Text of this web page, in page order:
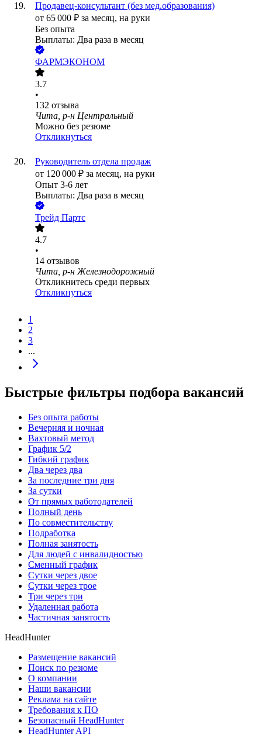
Продавец-консультант (без мед.образования)
от 65 000 ₽ за месяц, на руки
Без опыта
Выплаты: Два раза в месяц
ФАРМЭКОНОМ
3.7
•
132 отзыва
Чита, р-н Центральный
Можно без резюме
Откликнуться
Руководитель отдела продаж
от 120 000 ₽ за месяц, на руки
Опыт 3-6 лет
Выплаты: Два раза в месяц
Трейд Партс
4.7
•
14 отзывов
Чита, р-н Железнодорожный
Откликнитесь среди первых
Откликнуться
1
2
3
...
Быстрые фильтры подбора вакансий
Без опыта работы
Вечерняя и ночная
Вахтовый метод
График 5/2
Гибкий график
Два через два
За последние три дня
За сутки
От прямых работодателей
Полный день
По совместительству
Подработка
Полная занятость
Для людей с инвалидностью
Сменный график
Сутки через двое
Сутки через трое
Три через три
Удаленная работа
Частичная занятость
HeadHunter
Размещение вакансий
Поиск по резюме
О компании
Наши вакансии
Реклама на сайте
Требования к ПО
Безопасный HeadHunter
HeadHunter API